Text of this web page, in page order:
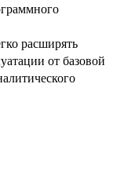
расширять
от базовой